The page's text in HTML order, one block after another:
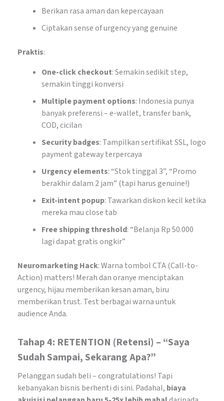
Berikan rasa aman dan kepercayaan
Ciptakan sense of urgency yang genuine
Praktis:
One-click checkout: Semakin sedikit step,
semakin tinggi konversi
Multiple payment options: Indonesia punya
banyak preferensi – e-wallet, transfer bank,
COD, cicilan
Security badges: Tampilkan sertifikat SSL, logo
payment gateway terpercaya
Urgency elements: “Stok tinggal 3”, “Promo
berakhir dalam 2 jam” (tapi harus genuine!)
Exit-intent popup: Tawarkan diskon kecil ketika
mereka mau close tab
Free shipping threshold: “Belanja Rp 50.000
lagi dapat gratis ongkir”
Neuromarketing Hack: Warna tombol CTA (Call-to-
Action) matters! Merah dan oranye menciptakan
urgency, hijau memberikan kesan aman, biru
memberikan trust. Test berbagai warna untuk
audience Anda.
Tahap 4: RETENTION (Retensi) – “Saya
Sudah Sampai, Sekarang Apa?”
Pelanggan sudah beli – congratulations! Tapi
kebanyakan bisnis berhenti di sini. Padahal, biaya